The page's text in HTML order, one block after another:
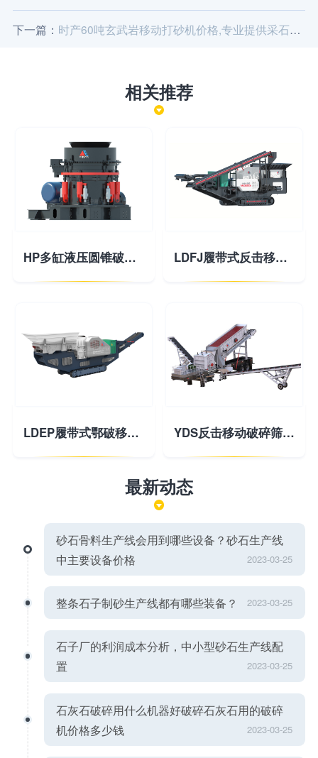
下一篇： 时产60吨玄武岩移动打砂机价格,专业提供采石场移动打砂机
相关推荐
HP多缸液压圆锥破碎机 LDFJ履带式反击移动破碎站
LDEP履带式鄂破移动破碎站 YDS反击移动破碎筛分站
最新动态
砂石骨料生产线会用到哪些设备？砂石生产线
中主要设备价格
2023-03-25
整条石子制砂生产线都有哪些装备？ 2023-03-25
石子厂的利润成本分析，中小型砂石生产线配
置
2023-03-25
石灰石破碎用什么机器好破碎石灰石用的破碎
机价格多少钱
2023-03-25